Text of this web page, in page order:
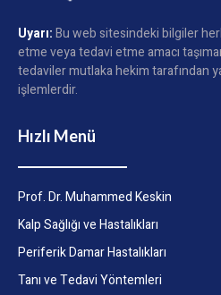
Uyarı:Bu web sitesindeki bilgiler
etme veya tedavi etme amacı
tedaviler mutlaka hekim tarafından
işlemlerdir.
Hızlı Menü
Prof. Dr. Muhammed Keskin
Kalp Sağlığı ve Hastalıkları
Periferik Damar Hastalıkları
Tanı ve Tedavi Yöntemleri